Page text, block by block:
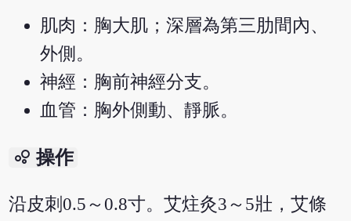
肌肉：胸大肌；深層為第三肋間內、
外側。
神經：胸前神經分支。
血管：胸外側動、靜脈。
bubble_chart 操作
沿皮刺0.5～0.8寸。艾炷灸3～5壯，艾條